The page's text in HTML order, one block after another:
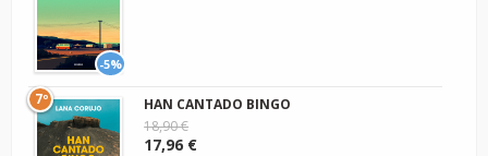
-5%
7º
HAN CANTADO BINGO
18,90 €
17,96 €